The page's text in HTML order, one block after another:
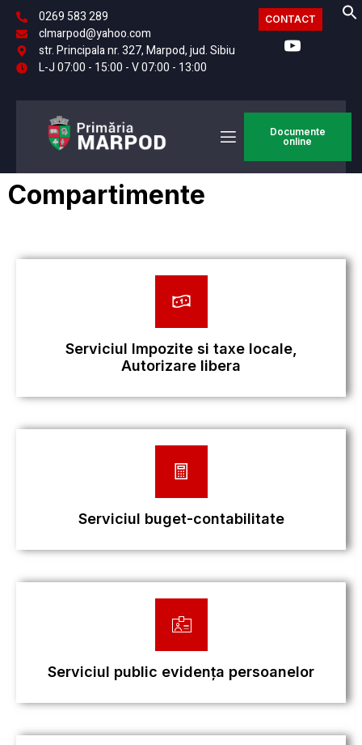
0269 583 289
clmarpod@yahoo.com
str. Principala nr. 327, Marpod, jud. Sibiu
L-J 07:00 - 15:00 - V 07:00 - 13:00
CONTACT
Documente
online
Compartimente
Serviciul Impozite si taxe locale,
Autorizare libera
Serviciul buget-contabilitate
Serviciul public evidența persoanelor